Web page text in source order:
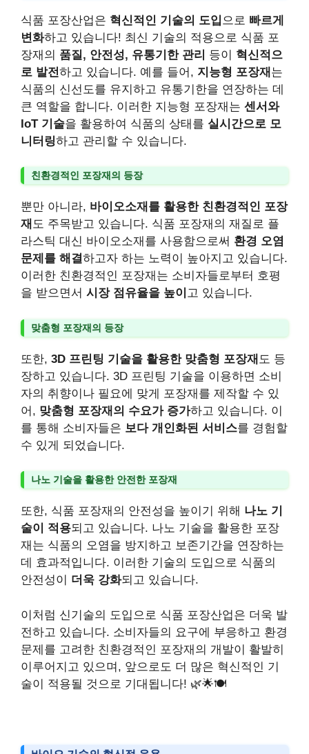
식품 포장산업은 혁신적인 기술의 도입 으로 빠르게
변화하고 있습니다! 최신 기술의 적용으로 식품 포
장재의 품질, 안전성, 유통기한 관리 등이 혁신적으
로 발전하고 있습니다. 예를 들어, 지능형 포장재 는
식품의 신선도를 유지하고 유통기한을 연장하는 데
큰 역할을 합니다. 이러한 지능형 포장재는 센서와
IoT 기술을 활용하여 식품의 상태를 실시간으로 모
니터링하고 관리할 수 있습니다.
친환경적인 포장재의 등장
뿐만 아니라, 바이오소재를 활용한 친환경적인 포장
재 도 주목받고 있습니다. 식품 포장재의 재질로 플
라스틱 대신 바이오소재를 사용함으로써 환경 오염
문제를 해결하고자 하는 노력이 높아지고 있습니다.
이러한 친환경적인 포장재는 소비자들로부터 호평
을 받으면서 시장 점유율을 높이 고 있습니다.
맞춤형 포장재의 등장
또한, 3D 프린팅 기술을 활용한 맞춤형 포장재 도 등
장하고 있습니다. 3D 프린팅 기술을 이용하면 소비
자의 취향이나 필요에 맞게 포장재를 제작할 수 있
어, 맞춤형 포장재의 수요가 증가하고 있습니다. 이
를 통해 소비자들은 보다 개인화된 서비스를 경험할
수 있게 되었습니다.
나노 기술을 활용한 안전한 포장재
또한, 식품 포장재의 안전성을 높이기 위해 나노 기
술이 적용되고 있습니다. 나노 기술을 활용한 포장
재는 식품의 오염을 방지하고 보존기간을 연장하는
데 효과적입니다. 이러한 기술의 도입으로 식품의
안전성이 더욱 강화되고 있습니다.
이처럼 신기술의 도입으로 식품 포장산업은 더욱 발
전하고 있습니다. 소비자들의 요구에 부응하고 환경
문제를 고려한 친환경적인 포장재의 개발이 활발히
이루어지고 있으며, 앞으로도 더 많은 혁신적인 기
술이 적용될 것으로 기대됩니다! 🌿🌟🍽️